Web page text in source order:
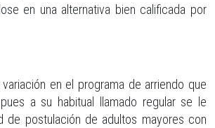
en una alternativa bien calificada por
en el programa de arriendo que
a su habitual llamado regular se le
de postulación de adultos mayores con